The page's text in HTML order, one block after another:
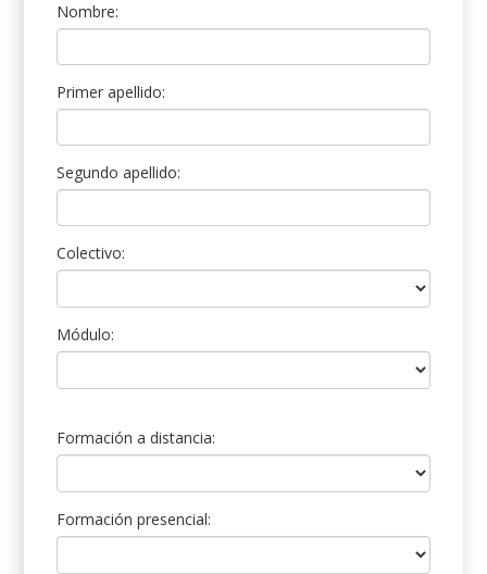
Nombre:
Primer apellido:
Segundo apellido:
Colectivo:
Módulo:
Formación a distancia:
Formación presencial: